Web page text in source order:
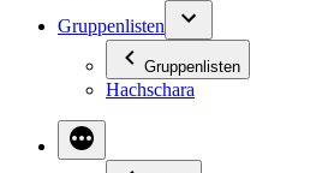
Gruppenlisten
Gruppenlisten
Hachschara